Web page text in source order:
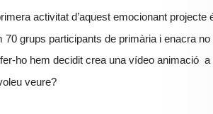
activitat d’aquest emocionant projecte
70 grups participants de primària i enacra
ho hem decidit crea una vídeo animació a
veure?